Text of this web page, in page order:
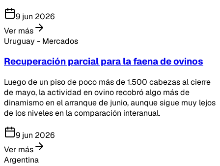
9 jun 2026
Ver más
Uruguay - Mercados
Recuperación parcial para la faena de ovinos
Luego de un piso de poco más de 1.500 cabezas al cierre
de mayo, la actividad en ovino recobró algo más de
dinamismo en el arranque de junio, aunque sigue muy lejos
de los niveles en la comparación interanual.
9 jun 2026
Ver más
Argentina